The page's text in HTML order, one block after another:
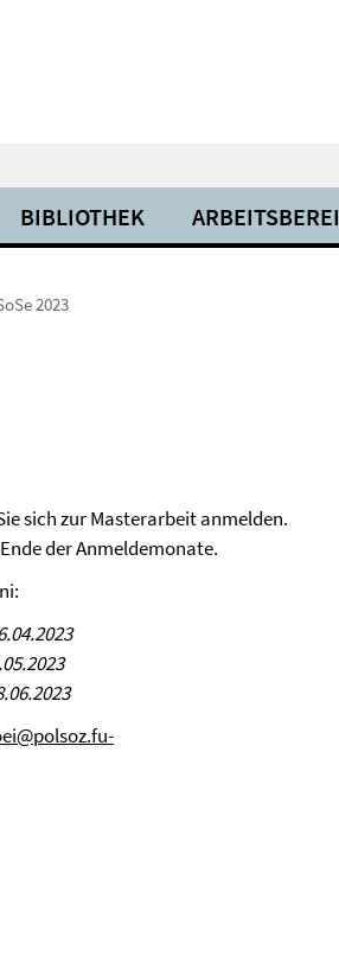
BIBLIOTHEK
2023
sich zur Masterarbeit anmelden.
der Anmeldemonate.